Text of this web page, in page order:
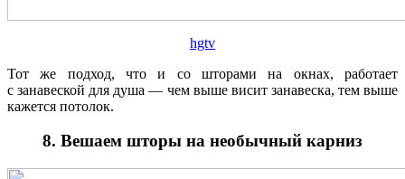
hgtv
Тот же подход, что и со шторами на окнах, работает
с занавеской для душа — чем выше висит занавеска, тем выше
кажется потолок.
8. Вешаем шторы на необычный карниз